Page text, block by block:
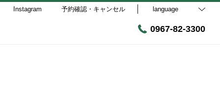
Instagram 予約確認・キャンセル language
0967-82-3300